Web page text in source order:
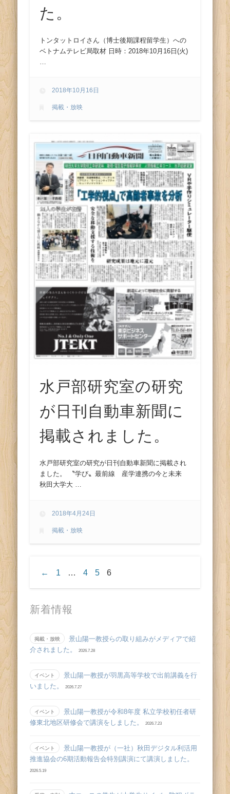
た。
トンタットロイさん（博士後期課程留学生）への
ベトナムテレビ局取材 日時：2018年10月16日(火)
2018年10月16日
掲載・放映
水戸部研究室の研究
が日刊自動車新聞に
掲載されました。
水戸部研究室の研究が日刊自動車新聞に掲載され
ました。 〝学び〟最前線 産学連携の今と未来
秋田大学大 …
2018年4月24日
掲載・放映
← 1 … 4 5 6
新着情報
掲載・放映
景山陽一教授らの取り組みがメディアで紹
介されました。
2026.7.28
イベント
景山陽一教授が羽黒高等学校で出前講義を行
いました。
2026.7.27
イベント
景山陽一教授が令和8年度 私立学校初任者研
修東北地区研修会で講演をしました。
2026.7.23
イベント
景山陽一教授が（一社）秋田デジタル利活用
推進協会の6期活動報告会特別講演にて講演しました。
2026.5.19